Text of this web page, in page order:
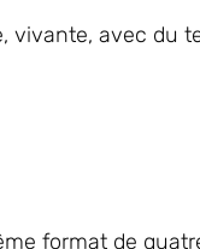
vivante, avec du
format de